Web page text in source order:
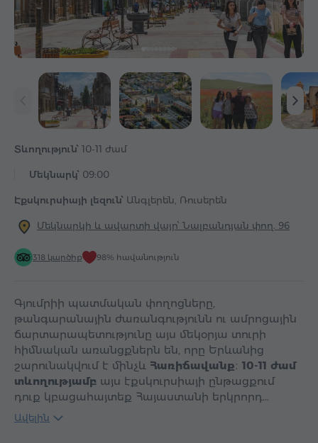
Տևողություն՝ 10-11 ժամ
Մեկնարկ՝ 09:00
Էքսկուրսիայի լեզուն՝ Անգլերեն, Ռուսերեն
Մեկնարկի և ավարտի վայր՝ Նալբանդյան փող. 96
318 կարծիք 98% հավանություն
Գյումրիի պատմական փողոցները,
թանգարանային ժառանգությունն ու ամրոցային
ճարտարապետությունը այս մեկօրյա տուրի
հիմնական առանցքներն են, որը Երևանից
շարունակվում է մինչև Հառիճավանք։ 10-11 ժամ
տևողությամբ այս էքսկուրսիայի ընթացքում
դուք կբացահայտեք Հայաստանի երկրորդ…
Ավելին